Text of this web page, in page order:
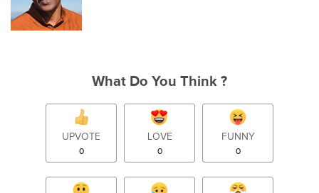
What Do You Think ?
UPVOTE
0
LOVE
0
FUNNY
0